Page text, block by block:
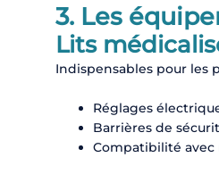
3. Les
Lits
Indispensables pour les
Réglages
Barrières de
Compatibilité avec